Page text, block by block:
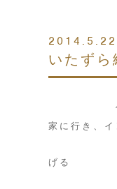
2014.5.22
いたずら
休みの
家に行き、
げる
「